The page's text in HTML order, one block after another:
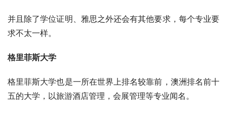
并且除了学位证明、雅思之外还会有其他要求，每个专业要
求不太一样。
格里菲斯大学
格里菲斯大学也是一所在世界上排名较靠前，澳洲排名前十
五的大学，以旅游酒店管理，会展管理等专业闻名。